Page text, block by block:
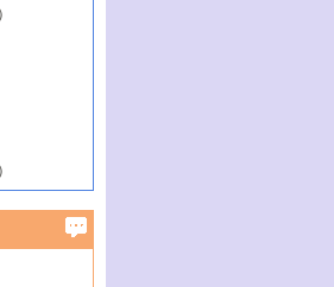
年・大阪
ための触
年・首都
若き研究
若き研究
電解合成
・大阪府
触媒機能
の最近の
・成蹊大
プローチ
用に貢献
・ロワジ
の動向
関する触
その活用
の固体触
新機能開拓
・関西大
新展開
の新潮流
展開
１）
２）
よる有機
の進歩
開発
精密な設
術
合成
材料－
題
素製造・貯
半世紀，
表面構造の
プロセス
開